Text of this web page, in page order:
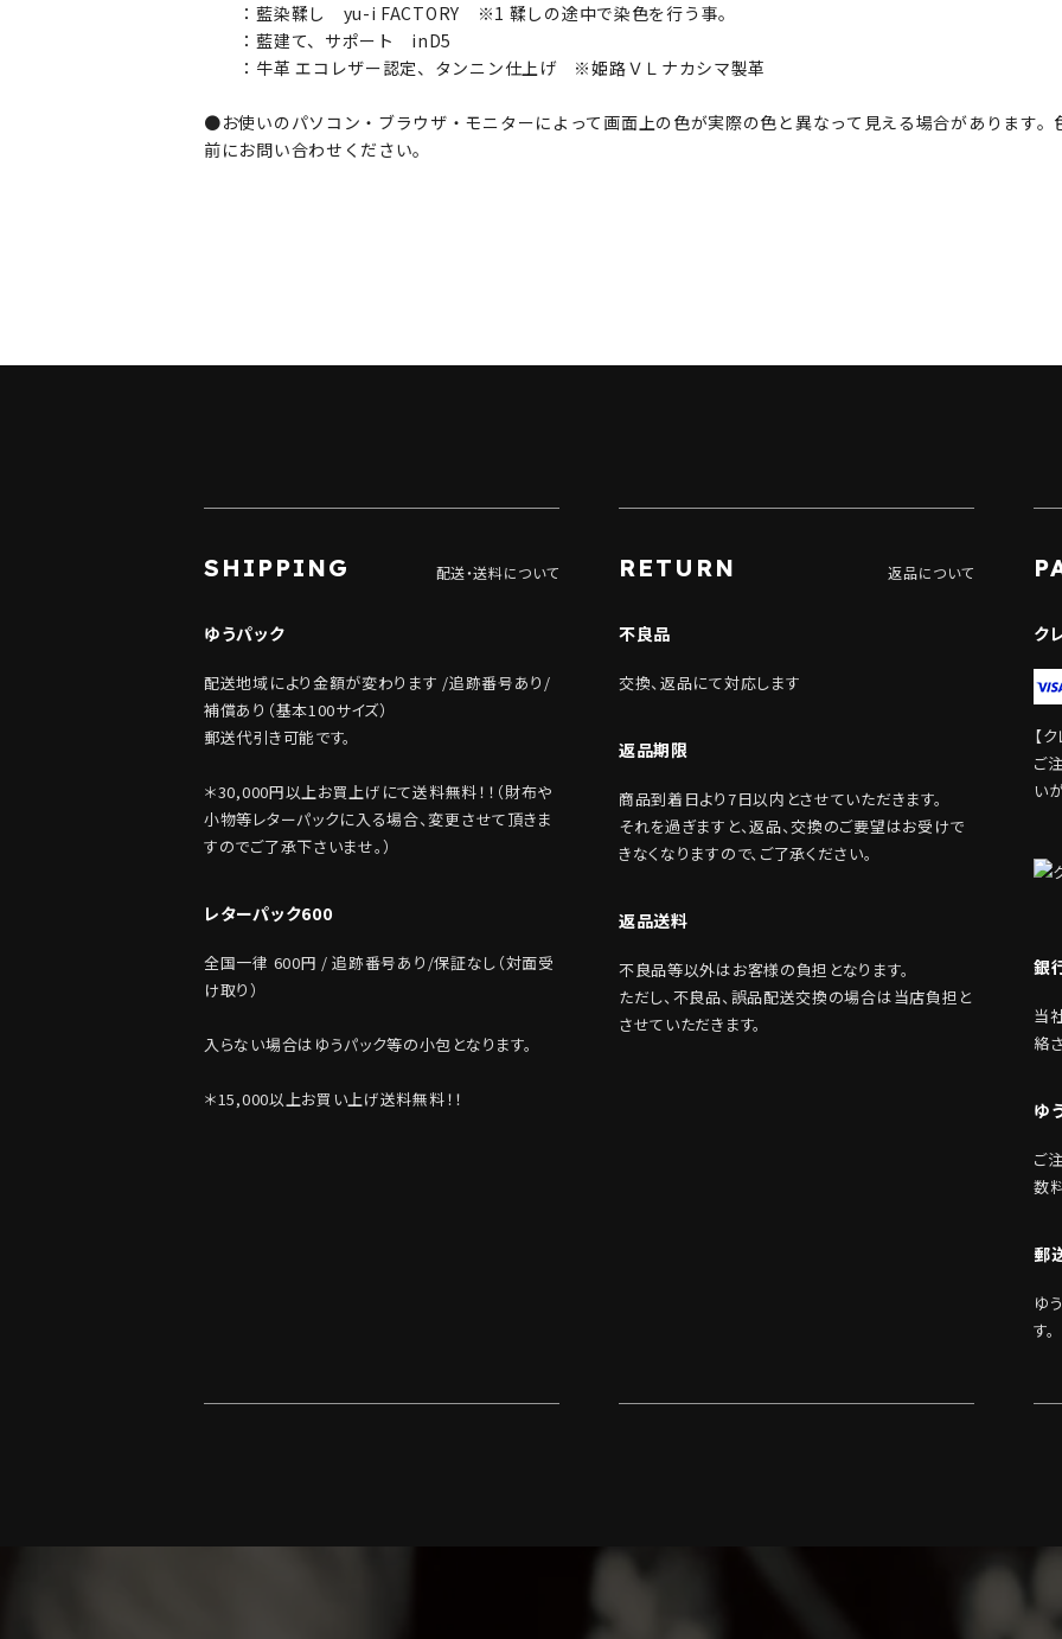
：藍染鞣し yu-i FACTORY ※1 鞣しの途中で染色を行う事。
：藍建て、サポート inD5
：牛革 エコレザー認定、タンニン仕上げ ※姫路ＶＬナカシマ製革
●お使いのパソコン・ブラウザ・モニターによって画面上の色が実際の色と異なって見える場合があります
前にお問い合わせください。
SHIPPING 配送・送料について
ゆうパック
配送地域により金額が変わります /追跡番号あり/
補償あり（基本100サイズ）
郵送代引き可能です。
＊30,000円以上お買上げにて送料無料！！（財布や
小物等レターパックに入る場合、変更させて頂きま
すのでご了承下さいませ。）
レターパック600
全国一律 600円 / 追跡番号あり/保証なし（対面受
け取り）
入らない場合はゆうパック等の小包となります。
＊15,000以上お買い上げ送料無料！！
RETURN 返品について
不良品
交換、返品にて対応します
返品期限
商品到着日より7日以内とさせていただきます。
それを過ぎますと、返品、交換のご要望はお受けで
きなくなりますので、ご了承ください。
返品送料
不良品等以外はお客様の負担となります。
ただし、不良品、誤品配送交換の場合は当店負担と
させていただきます。
ク
【
ご
い
銀
当
絡
ゆ
ご
数
郵
ゆ
す。